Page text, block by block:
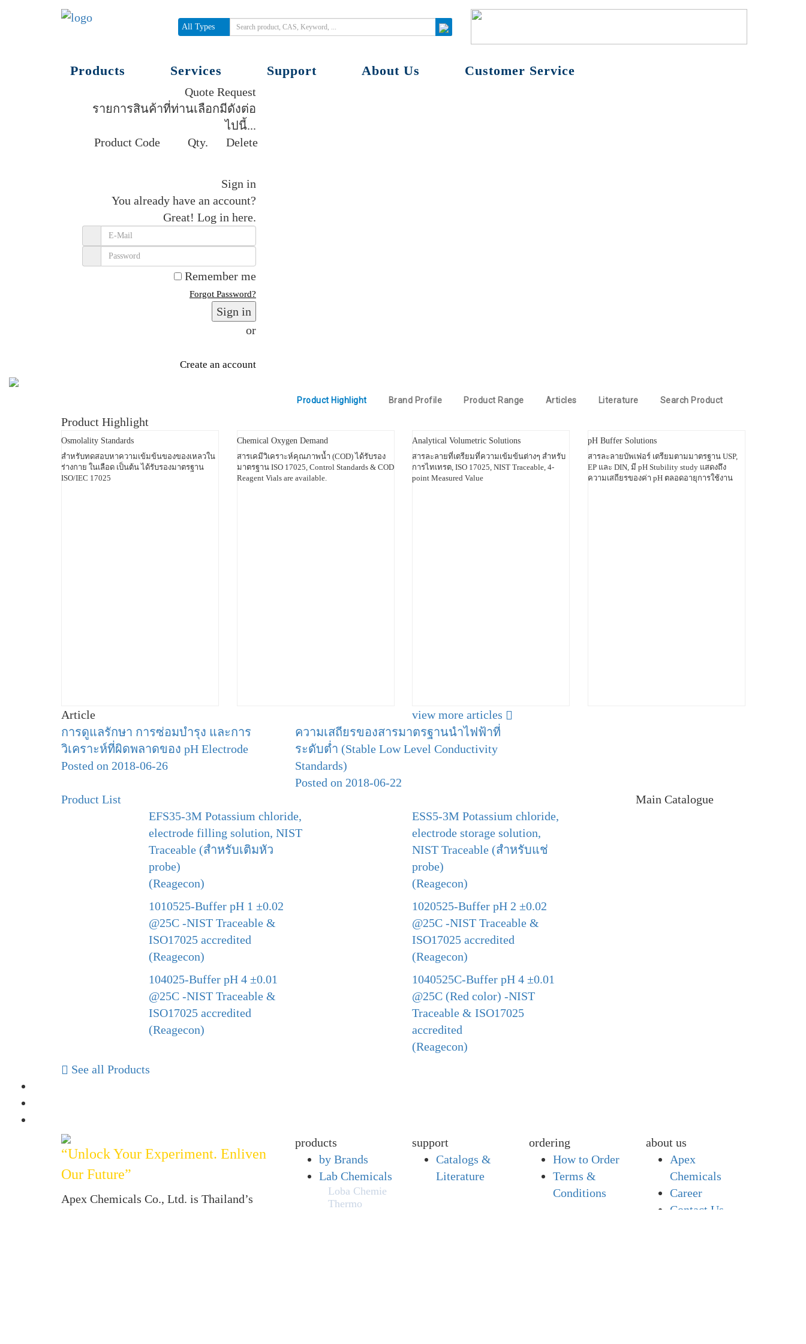
All Types
Products Services Support About Us Customer Service
Quote Request
รายการสินค้าที่ท่านเลือกมีดังต่อ
ไปนี้...
Product Code
Qty. Delete
Sign in
You already have an account?
Great! Log in here.
Remember me
Forgot Password?
Sign in
or
Create an account
Product Highlight Brand Profile Product Range Articles Literature Search Product
Product Highlight
Osmolality Standards
สำหรับทดสอบหาความเข้มข้นของของเหลวใน
ร่างกาย ในเลือด เป็นต้น ได้รับรองมาตรฐาน
ISO/IEC 17025
Chemical Oxygen Demand
สารเคมีวิเคราะห์คุณภาพน้ำ (COD) ได้รับรอง
มาตรฐาน ISO 17025, Control Standards & COD
Reagent Vials are available.
Analytical Volumetric Solutions
สารละลายที่เตรียมที่ความเข้มข้นต่างๆ สำหรับ
การไทเทรต, ISO 17025, NIST Traceable, 4-
point Measured Value
pH Buffer Solutions
สารละลายบัพเฟอร์ เตรียมตามมาตรฐาน USP,
EP และ DIN, มี pH Stubility study แสดงถึง
ความเสถียรของค่า pH ตลอดอายุการใช้งาน
Article
view more articles
การดูแลรักษา การซ่อมบำรุง และการ
วิเคราะห์ที่ผิดพลาดของ pH Electrode
Posted on 2018-06-26
ความเสถียรของสารมาตรฐานนำไฟฟ้าที่
ระดับต่ำ (Stable Low Level Conductivity
Standards)
Posted on 2018-06-22
Product List
EFS35-3M Potassium chloride,
electrode filling solution, NIST
Traceable (สำหรับเติมหัว
probe)
(Reagecon)
ESS5-3M Potassium chloride,
electrode storage solution,
NIST Traceable (สำหรับแช่
probe)
(Reagecon)
1010525-Buffer pH 1 ±0.02
@25C -NIST Traceable &
ISO17025 accredited
(Reagecon)
1020525-Buffer pH 2 ±0.02
@25C -NIST Traceable &
ISO17025 accredited
(Reagecon)
104025-Buffer pH 4 ±0.01
@25C -NIST Traceable &
ISO17025 accredited
(Reagecon)
1040525C-Buffer pH 4 ±0.01
@25C (Red color) -NIST
Traceable & ISO17025
accredited
(Reagecon)
See all Products
Main Catalogue
“Unlock Your Experiment. Enliven
Our Future”
Apex Chemicals Co., Ltd. is Thailand’s
products
by Brands
Lab Chemicals
Loba Chemie
Thermo
support
Catalogs &
Literature
ordering
How to Order
Terms &
Conditions
about us
Apex
Chemicals
Career
Contact Us